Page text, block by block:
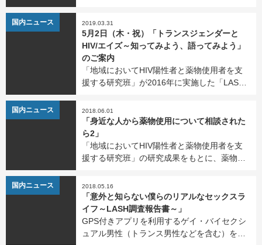
（国立研究開発法人国立国際医療研究センタ
ー））が、「PrEPに関するアンケート調査」
の報告書を発行し […]
NEWS
国内ニュース 2019.03.31
5月2日（木・祝）「トランスジェンダーと
HIV/エイズ～知ってみよう、語ってみよう」
のご案内
「地域においてHIV陽性者と薬物使用者を支
援する研究班」が2016年に実施した「LASH
た。どうもありがとうございました。 調査で
集まった6,921票のうち、83票がトランスジ
ェン […]
NEWS
国内ニュース 2018.06.01
「身近な人から薬物使用について相談された
ら2」
「地域においてHIV陽性者と薬物使用者を支
援する研究班」の研究成果をもとに、薬物使
ちに役立ててもらえるパンフレット「身近な
人から薬物使用について相談されたら2」を制
作しました。PD […]
NEWS
国内ニュース 2018.05.16
「意外と知らない僕らのリアルなセックスラ
イフ～LASH調査報告書～」
GPS付きアプリを利用するゲイ・バイセクシ
ュアル男性（トランス男性などを含む）を対